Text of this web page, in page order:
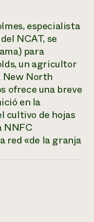
un
Llame a la
directa de
1-800-346-
especialista
NCAT, se
para
un agricultor
New North
ofrece una breve
en la
cultivo de hojas
NNFC
red «de la granja